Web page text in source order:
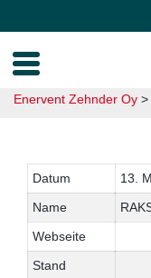
Enervent Zehnder Oy >
Datum
13.
Name
Webseite
Stand